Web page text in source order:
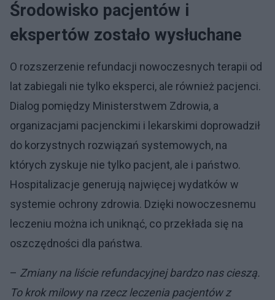
Środowisko pacjentów i
ekspertów zostało wysłuchane
O rozszerzenie refundacji nowoczesnych terapii od
lat zabiegali nie tylko eksperci, ale również pacjenci.
Dialog pomiędzy Ministerstwem Zdrowia, a
organizacjami pacjenckimi i lekarskimi doprowadził
do korzystnych rozwiązań systemowych, na
których zyskuje nie tylko pacjent, ale i państwo.
Hospitalizacje generują najwięcej wydatków w
systemie ochrony zdrowia. Dzięki nowoczesnemu
leczeniu można ich uniknąć, co przekłada się na
oszczędności dla państwa.
– Zmiany na liście refundacyjnej bardzo nas cieszą.
To krok milowy na rzecz leczenia pacjentów z